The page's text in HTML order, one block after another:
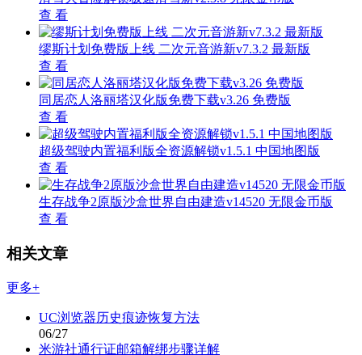
查 看
缪斯计划免费版上线 二次元音游新v7.3.2 最新版
查 看
同居恋人洛丽塔汉化版免费下载v3.26 免费版
查 看
超级驾驶内置福利版全资源解锁v1.5.1 中国地图版
查 看
生存战争2原版沙盒世界自由建造v14520 无限金币版
查 看
相关文章
更多+
UC浏览器历史痕迹恢复方法
06/27
米游社通行证邮箱解绑步骤详解